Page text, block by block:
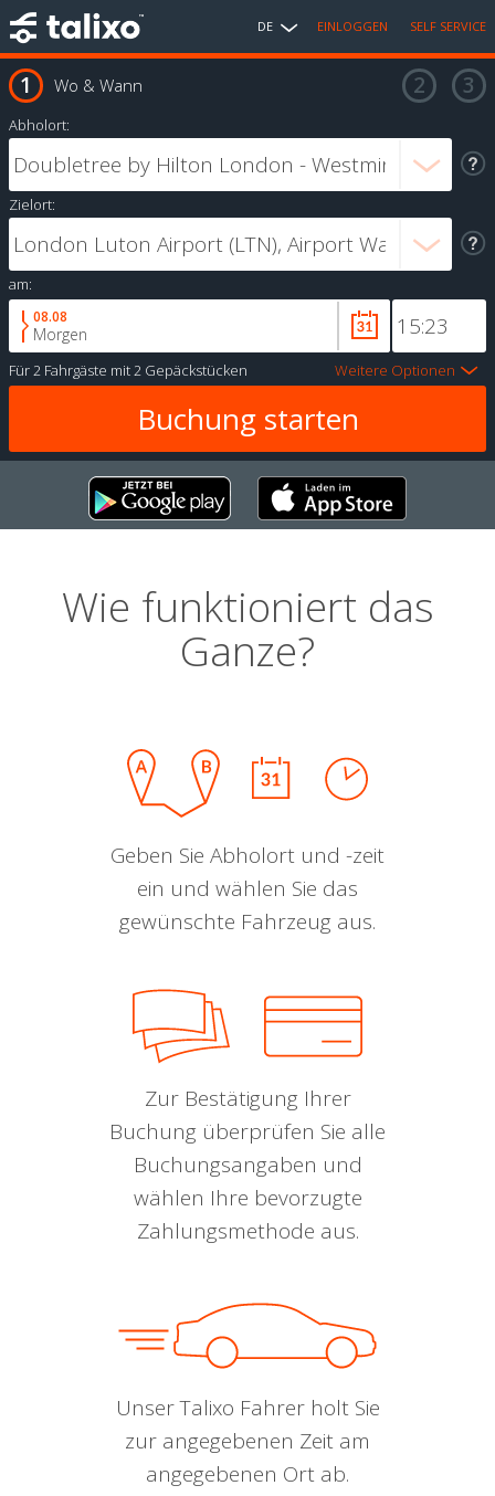
DE EINLOGGEN SELF SERVICE
Wo & Wann
Abholort:
Zielort:
am:
08.08
Morgen
Für2 Fahrgäste mit2 Gepäckstücken Weitere Optionen
Wie funktioniert das
Ganze?
Geben Sie Abholort und -zeit
ein und wählen Sie das
gewünschte Fahrzeug aus.
Zur Bestätigung Ihrer
Buchung überprüfen Sie alle
Buchungsangaben und
wählen Ihre bevorzugte
Zahlungsmethode aus.
Unser Talixo Fahrer holt Sie
zur angegebenen Zeit am
angegebenen Ort ab.